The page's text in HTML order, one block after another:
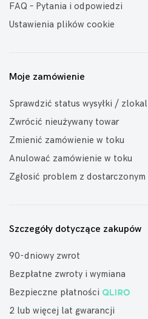
FAQ – Pytania i odpowiedzi
Ustawienia plików cookie
Moje zamówienie
Sprawdzić status wysyłki /
Zwrócić nieużywany towar
Zmienić zamówienie w toku
Anulować zamówienie w toku
Zgłosić problem z dostarczonym
Szczegóły dotyczące zakupów
90-dniowy zwrot
Bezpłatne zwroty i wymiana
Bezpieczne płatności
2 lub więcej lat gwarancji